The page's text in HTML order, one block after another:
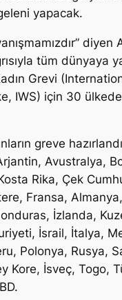
yapacak.
diyen
tüm dünyaya
Grevi
IWS) için 30 ülkede
greve
Avustralya,
Rika, Çek
Fransa, Almanya,
İzlanda,
İsrail, İtalya,
Polonya, Rusya,
Kore, İsveç, Togo,